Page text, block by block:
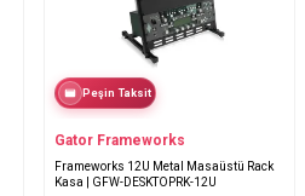
Peşin Taksit
Gator Frameworks
Frameworks 12U Metal Masaüstü Rack
Kasa | GFW-DESKTOPRK-12U